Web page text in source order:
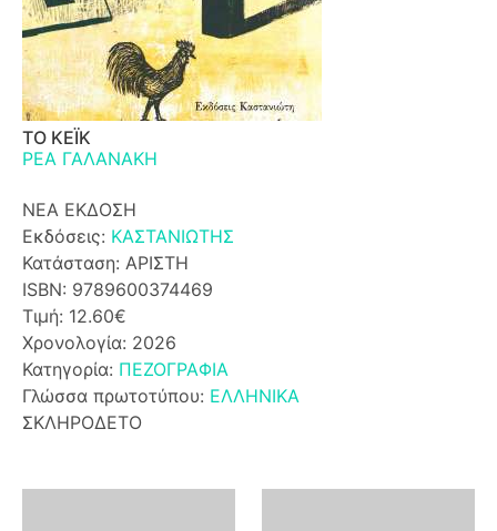
ΤΟ ΚΕΪΚ
ΡΕΑ ΓΑΛΑΝΑΚΗ
ΝΕΑ ΕΚΔΟΣΗ
Εκδόσεις: ΚΑΣΤΑΝΙΩΤΗΣ
Κατάσταση: ΑΡΙΣΤΗ
ISBN: 9789600374469
Τιμή: 12.60€
Χρονολογία: 2026
Κατηγορία: ΠΕΖΟΓΡΑΦΙΑ
Γλώσσα πρωτοτύπου: ΕΛΛΗΝΙΚΑ
ΣΚΛΗΡΟΔΕΤΟ